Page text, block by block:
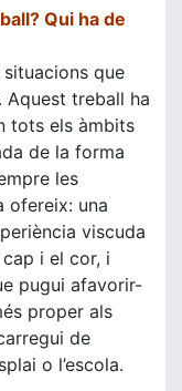
Qui ha de
que
Aquest treball ha
tots els àmbits
de la forma
les
ofereix: una
viscuda
i el cor, i
pugui afavorir-
proper als
de
o l’escola.